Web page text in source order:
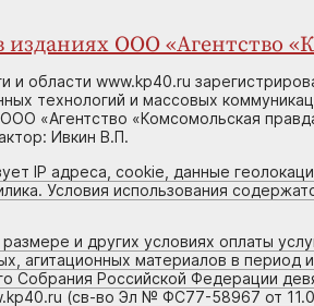
изданиях ООО «Агентство
и области www.kp40.ru
технологий и массовых
«Агентство «Комсомольская
Ивкин В.П.
IP адреса, cookie, данные
Условия использования
и других условиях оплаты
агитационных материалов в период
Собрания Российской Федерации
(св-во Эл № ФС77-58967 от